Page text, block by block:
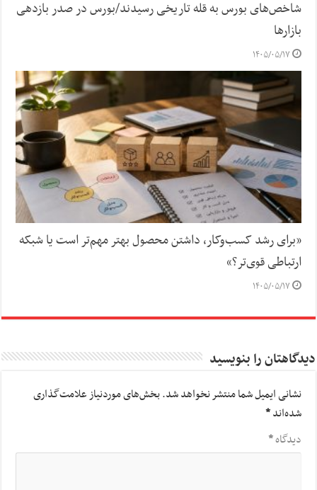
شاخص‌های بورس به قله تاریخی رسیدند/بورس در صدر بازدهی
بازارها
۱۴۰۵/۰۵/۱۷
«برای رشد کسب‌وکار، داشتن محصول بهتر مهم‌تر است یا شبکه
ارتباطی قوی‌تر؟»
۱۴۰۵/۰۵/۱۷
دیدگاهتان را بنویسید
نشانی ایمیل شما منتشر نخواهد شد.بخش‌های موردنیاز علامت‌گذاری
شده‌اند*
دیدگاه*